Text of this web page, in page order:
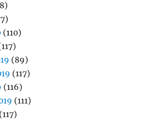
(110)
(89)
(117)
(116)
(111)
(117)